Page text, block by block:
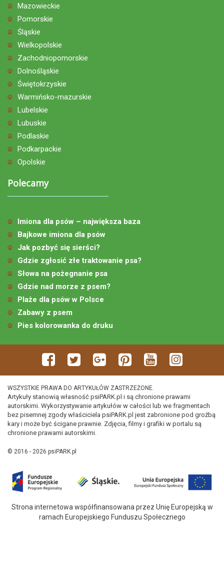
Mazowieckie
Pomorskie
Śląskie
Wielkopolskie
Zachodniopomorskie
Dolnośląskie
Świętokrzyskie
Warmińsko-mazurskie
Lubelskie
Lubuskie
Podlaskie
Podkarpackie
Opolskie
Polecamy
Imiona dla psów – największa baza
Bajkowe imiona dla psów
Jak pozbyć się sierści?
Gdzie zgłosić złe traktowanie psa?
Słowa na pożegnanie psa
Gdzie nad morze z psem?
Plaże dla psów w Polsce
Zabawy z psem
Pies kolorowanka do druku
WSZYSTKIE PRAWA DO ARTYKUŁÓW ZASTRZEŻONE.
Artykuły stanowią własność psiPARK.pl i są chronione prawami
autorskimi. Wykorzystywanie artykułów w całości lub we fragmentach
bez pisemnej zgody właściciela psiPARK.pl jest zabronione pod groźbą
kary i może być ścigane prawnie. Zdjęcia, filmy i grafiki w portalu są
chronione prawami autorskimi.
© 2016 - 2026 psiPARK.pl
Strona internetowa współfinansowana przez Unię Europejską w
ramach Europejskiego Funduszu Społecznego